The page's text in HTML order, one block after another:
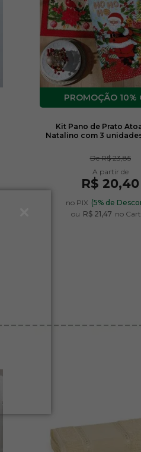
10%
Kit Pano de Prato
Natalino com 3
DeR$ 23,85
R$ 20,40
no PIX (5% de
ou R$ 21,47 no